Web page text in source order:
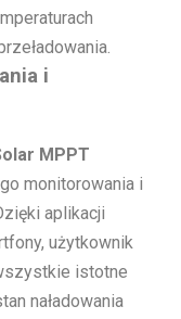
i
MPPT
monitorowania i
aplikacji
użytkownik
istotne
naładowania